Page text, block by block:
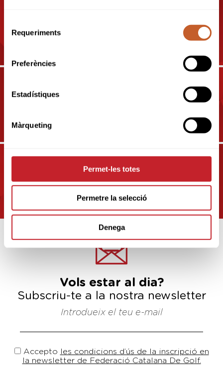
consentiment
Requeriments
Preferències
Estadístiques
Màrqueting
Permet-les totes
Permetre la selecció
Denega
CIRCUIT NACIONAL 5ª
2019
18º PRO-AM BENJAMI I ALEVÍ
DE 1ER ANY 2019
Vols estar al dia?
Subscriu-te a la nostra newsletter
Introdueix el teu e-mail
Accepto les condicions d’ús de la inscripció en
la newsletter de Federació Catalana De Golf.